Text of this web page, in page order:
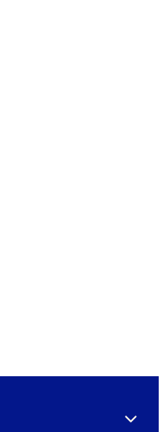
Expand